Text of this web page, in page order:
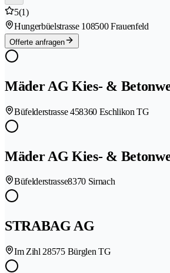
5(1)
Hungerbüelstrasse 108500 Frauenfeld
Offerte anfragen
Mäder AG Kies- &
Büfelderstrasse 458360 Eschlikon TG
Mäder AG Kies- &
Büfelderstrasse8370 Sirnach
STRABAG AG
Im Zihl 28575 Bürglen TG